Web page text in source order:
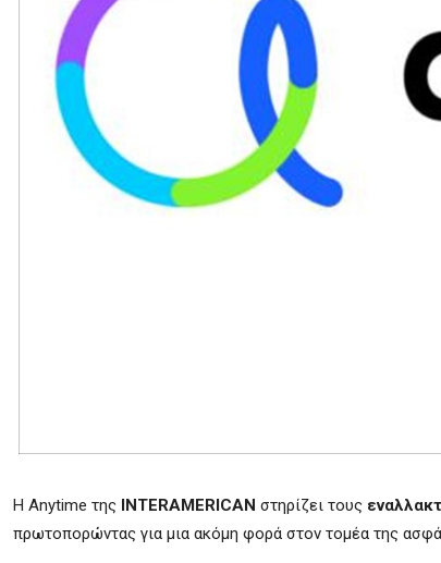
Η Anytime της INTERAMERICAN στηρίζει τους
πρωτοπορώντας για μια ακόμη φορά στον τομέα της